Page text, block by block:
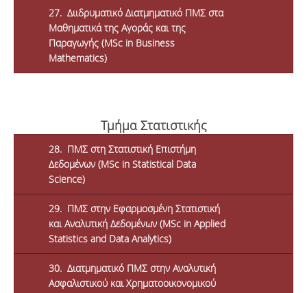
27. Διιδρυματικό Διατμηματικό ΠΜΣ στα
Μαθηματικά της Αγοράς και της
Παραγωγής (MSc in Business
Mathematics)
Τμήμα Στατιστικής
28. ΠΜΣ στη Στατιστική Επιστήμη
Δεδομένων (MSc in Statistical Data
Science)
29. ΠΜΣ στην Εφαρμοσμένη Στατιστική
και Αναλυτική Δεδομένων (MSc in Applied
Statistics and Data Analytics)
30. Διατμηματικό ΠΜΣ στην Αναλυτική
Ασφαλιστικού και Χρηματοοικονομικού